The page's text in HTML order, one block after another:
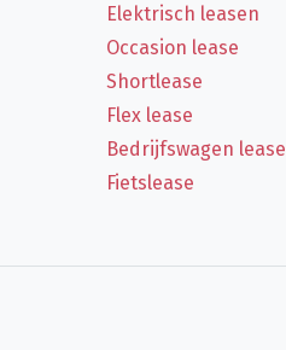
Elektrisch leasen
Occasion lease
Shortlease
Flex lease
Bedrijfswagen lease
Fietslease